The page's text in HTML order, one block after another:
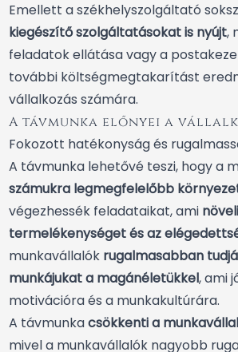
Emellett a székhelyszolgáltató
kiegészítő szolgáltatásokat is nyújt,
feladatok ellátása vagy a
további költségmegtakarítást
vállalkozás számára.
A távmunka előnyei a
Fokozott hatékonyság és
A távmunka lehetővé teszi, hogy a
számukra legmegfelelőbb
végezhessék feladataikat, ami
termelékenységet és az
munkavállalók rugalmasabban
munkájukat a magánéletükkel, ami
motivációra és a munkakultúrára.
A távmunkacsökkenti a
mivel a munkavállalók nagyobb